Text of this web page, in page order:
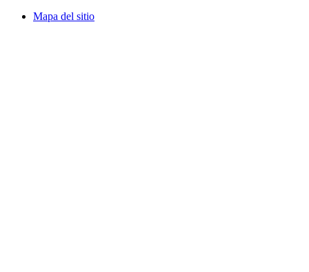
Mapa del sitio